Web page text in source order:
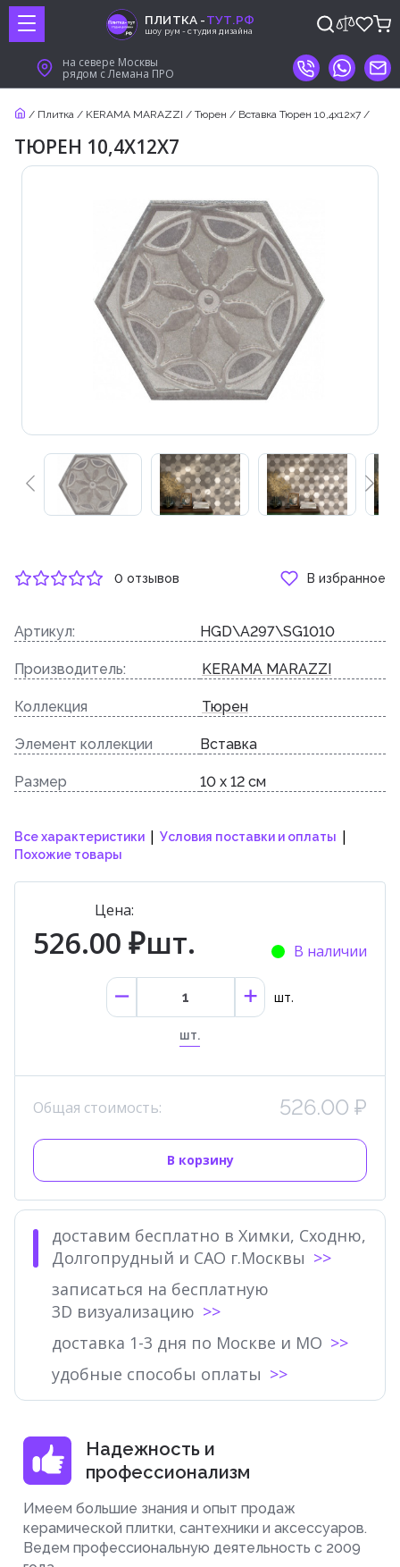
ПЛИТКА -ТУТ.РФ
шоу рум - студия дизайна
на севере Москвы
рядом с Лемана ПРО
/ Плитка / KERAMA MARAZZI / Тюрен / Вставка Тюрен 10,4х12х7 /
ТЮРЕН 10,4Х12Х7
0 отзывов В избранное
Артикул: HGD\A297\SG1010
Производитель: KERAMA MARAZZI
Коллекция Тюрен
Элемент коллекции Вставка
Размер 10 x 12 см
Все характеристики | Условия поставки и оплаты |
Похожие товары
Цена:
526.00 ₽шт. В наличии
шт.
шт.
Общая стоимость: 526.00 ₽
В корзину
доставим бесплатно в Химки, Сходню,
Долгопрудный и САО г.Москвы
записаться на бесплатную
3D визуализацию
доставка 1-3 дня по Москве и МО
удобные способы оплаты
Надежность и
профессионализм
Имеем большие знания и опыт продаж
керамической плитки, сантехники и аксессуаров.
Ведем профессиональную деятельность с 2009